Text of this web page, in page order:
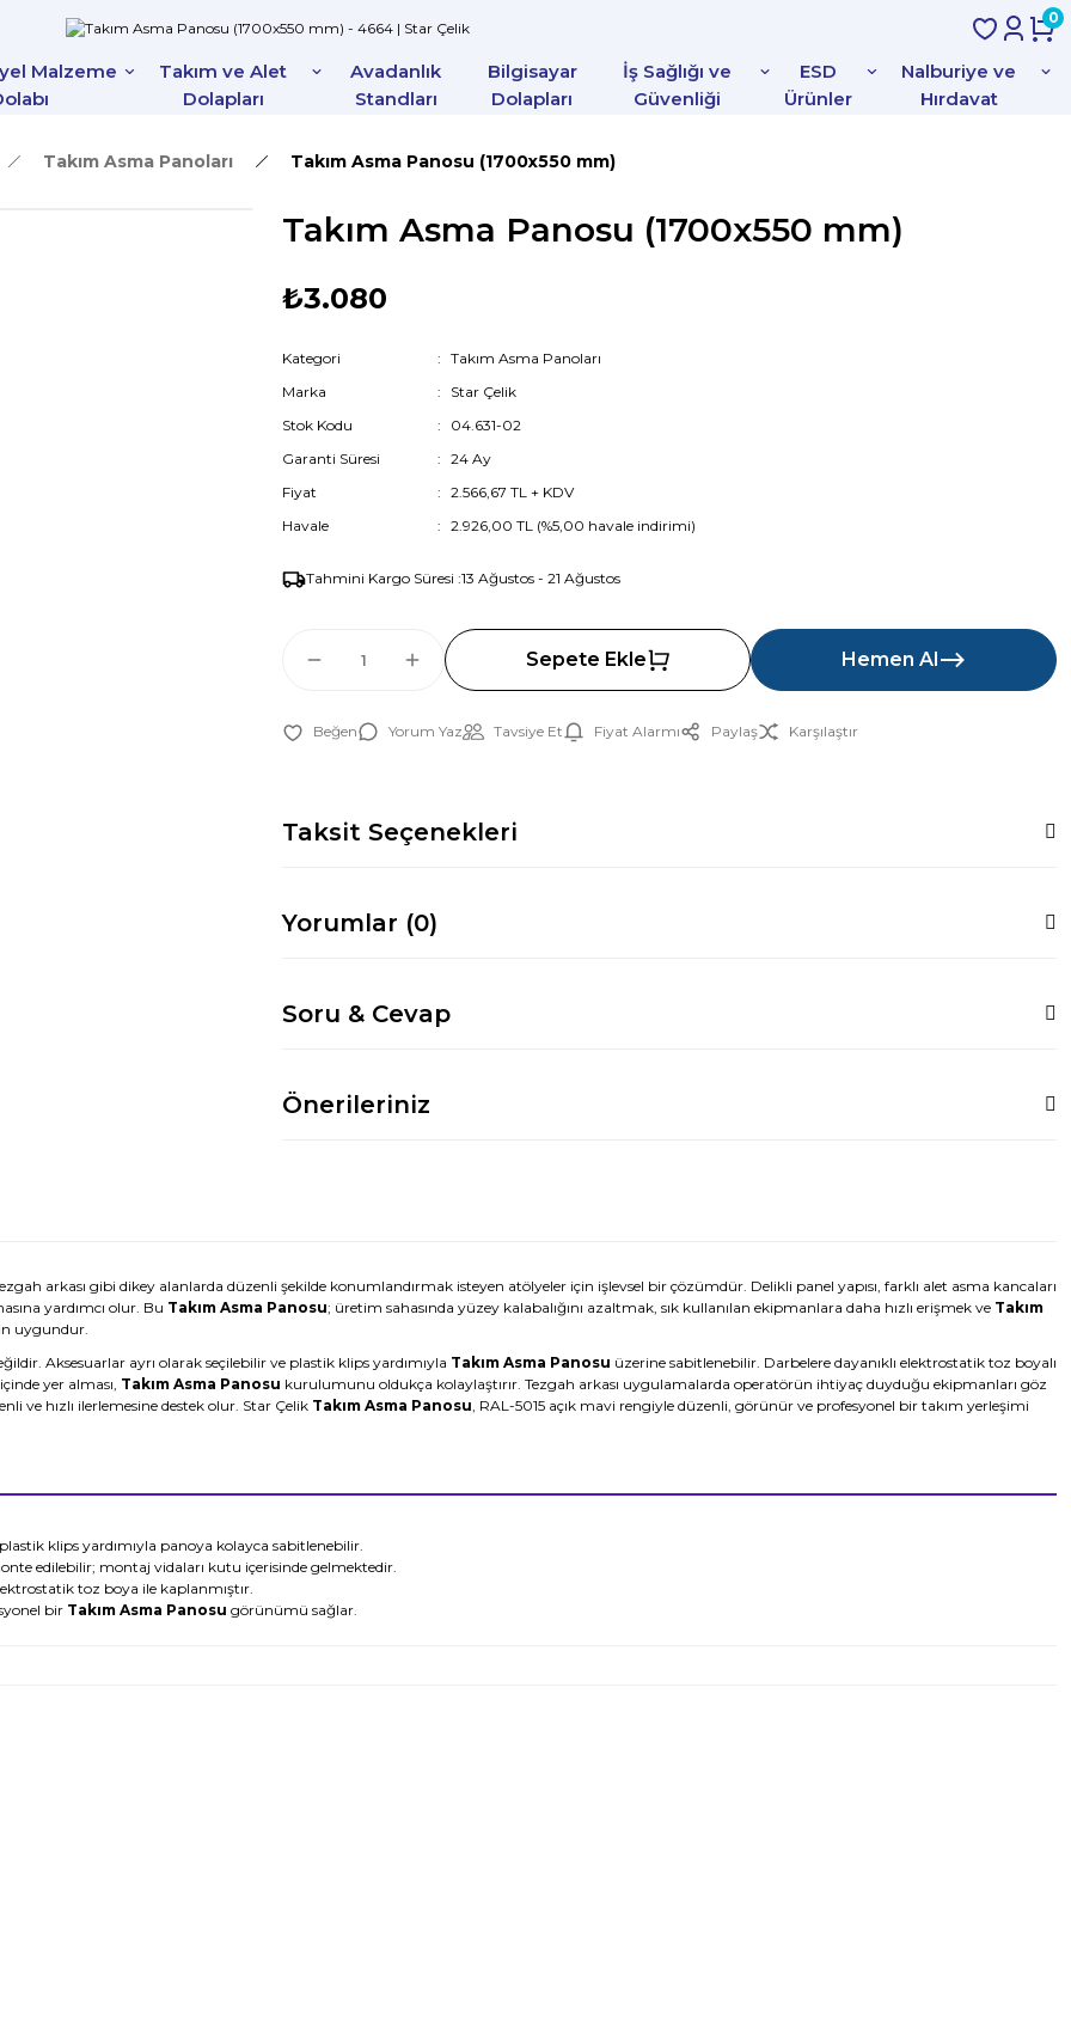
0
Malzeme
Takım ve Alet
Dolapları
Avadanlık
Standları
Bilgisayar
Dolapları
İş Sağlığı ve
Güvenliği
ESD
Ürünler
Nalburiye ve
Hırdavat
Takım Asma Panoları Takım Asma Panosu (1700x550 mm)
Takım Asma Panosu (1700x550 mm)
₺3.080
Kategori
Takım Asma Panoları
Marka
Star Çelik
Stok Kodu
04.631-02
Garanti Süresi
24 Ay
Fiyat
2.566,67 TL + KDV
Havale
2.926,00 TL (%5,00 havale indirimi)
Tahmini Kargo Süresi :13 Ağustos - 21 Ağustos
Sepete Ekle Hemen Al
Yorum Yaz Tavsiye Et Fiyat Alarmı Paylaş Karşılaştır
Taksit Seçenekleri
Yorumlar (0)
Soru & Cevap
Önerileriniz
arkası gibi dikey alanlarda düzenli şekilde konumlandırmak isteyen atölyeler için işlevsel bir çözümdür. Delikli panel yapısı, farklı alet asma kancaları
yardımcı olur. Bu Takım Asma Panosu; üretim sahasında yüzey kalabalığını azaltmak, sık kullanılan ekipmanlara daha hızlı erişmek ve Takım
uygundur.
Aksesuarlar ayrı olarak seçilebilir ve plastik klips yardımıyla Takım Asma Panosu üzerine sabitlenebilir. Darbelere dayanıklı elektrostatik toz boyalı
yer alması, Takım Asma Panosu kurulumunu oldukça kolaylaştırır. Tezgah arkası uygulamalarda operatörün ihtiyaç duyduğu ekipmanları göz
ve hızlı ilerlemesine destek olur. Star Çelik Takım Asma Panosu, RAL-5015 açık mavi rengiyle düzenli, görünür ve profesyonel bir takım yerleşimi
klips yardımıyla panoya kolayca sabitlenebilir.
edilebilir; montaj vidaları kutu içerisinde gelmektedir.
toz boya ile kaplanmıştır.
bir Takım Asma Panosu görünümü sağlar.